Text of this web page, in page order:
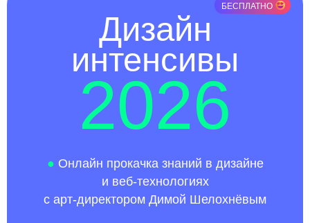
БЕСПЛАТНО
Дизайн
интенсивы
2026
● Онлайн прокачка знаний в дизайне
и веб‑технологиях
с арт‑директором Димой Шелохнёвым